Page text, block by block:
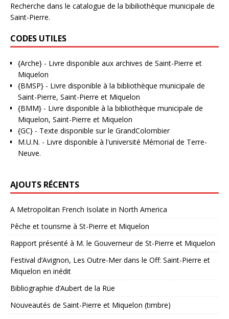
Recherche dans le catalogue de la bibiliothèque municipale de
Saint-Pierre.
CODES UTILES
{Arche} - Livre disponible aux archives de Saint-Pierre et
Miquelon
{BMSP} - Livre disponible à la bibliothèque municipale de
Saint-Pierre, Saint-Pierre et Miquelon
{BMM} - Livre disponible à la bibliothèque municipale de
Miquelon, Saint-Pierre et Miquelon
{GC} - Texte disponible sur le GrandColombier
M.U.N. - Livre disponible à l'université Mémorial de Terre-
Neuve.
AJOUTS RÉCENTS
A Metropolitan French Isolate in North America
Pêche et tourisme à St-Pierre et Miquelon
Rapport présenté à M. le Gouverneur de St-Pierre et Miquelon
Festival d’Avignon, Les Outre-Mer dans le Off: Saint-Pierre et
Miquelon en inédit
Bibliographie d’Aubert de la Rüe
Nouveautés de Saint-Pierre et Miquelon (timbre)